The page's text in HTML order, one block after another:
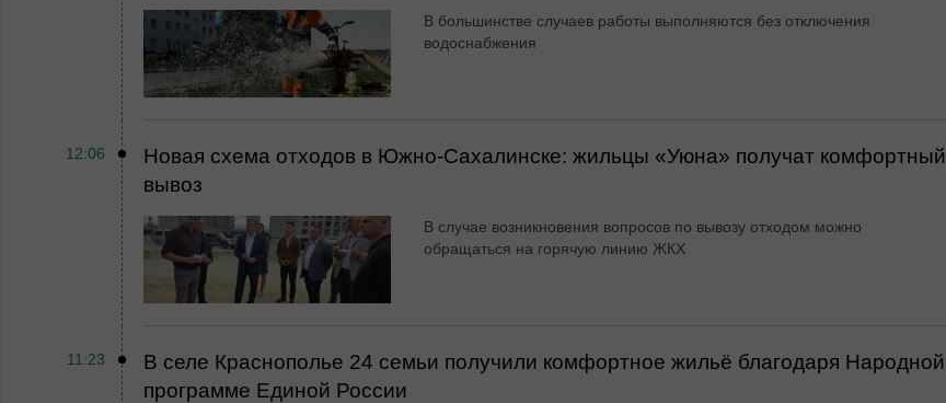
В большинстве случаев работы выполняются без отключения
водоснабжения
12:06
Новая схема отходов в Южно-Сахалинске: жильцы «Уюна» получат комфортный
вывоз
В случае возникновения вопросов по вывозу отходом можно
обращаться на горячую линию ЖКХ
11:23
В селе Краснополье 24 семьи получили комфортное жильё благодаря Народной
программе Единой России